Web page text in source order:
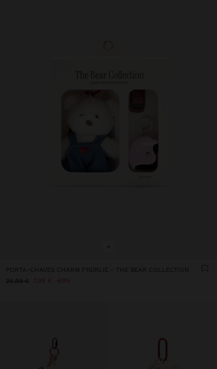
+
PORTA-CHAVES CHARM F1GIRLIE - THE BEAR COLLECTION
25,99 €
7,99 € 69%